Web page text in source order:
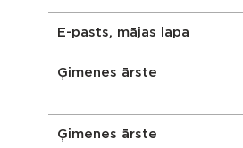
E-pasts, mājas lapa
Ģimenes ārste
Ģimenes ārste